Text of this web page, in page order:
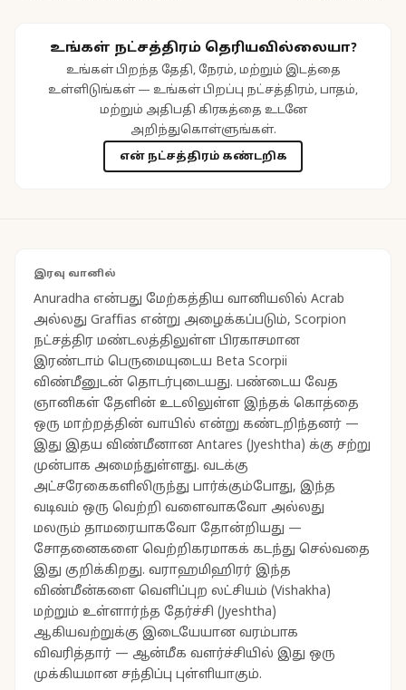
உங்கள் நட்சத்திரம் தெரியவில்லையா?
உங்கள் பிறந்த தேதி, நேரம், மற்றும் இடத்தை
உள்ளிடுங்கள் — உங்கள் பிறப்பு நட்சத்திரம், பாதம்,
மற்றும் அதிபதி கிரகத்தை உடனே
அறிந்துகொள்ளுங்கள்.
என் நட்சத்திரம் கண்டறிக
இரவு வானில்
Anuradha என்பது மேற்கத்திய வானியலில் Acrab
அல்லது Graffias என்று அழைக்கப்படும், Scorpion
நட்சத்திர மண்டலத்திலுள்ள பிரகாசமான
இரண்டாம் பெருமையுடைய Beta Scorpii
விண்மீனுடன் தொடர்புடையது. பண்டைய வேத
ஞானிகள் தேளின் உடலிலுள்ள இந்தக் கொத்தை
ஒரு மாற்றத்தின் வாயில் என்று கண்டறிந்தனர் —
இது இதய விண்மீனான Antares (Jyeshtha) க்கு சற்று
முன்பாக அமைந்துள்ளது. வடக்கு
அட்சரேகைகளிலிருந்து பார்க்கும்போது, இந்த
வடிவம் ஒரு வெற்றி வளைவாகவோ அல்லது
மலரும் தாமரையாகவோ தோன்றியது —
சோதனைகளை வெற்றிகரமாகக் கடந்து செல்வதை
இது குறிக்கிறது. வராஹமிஹிரர் இந்த
விண்மீன்களை வெளிப்புற லட்சியம் (Vishakha)
மற்றும் உள்ளார்ந்த தேர்ச்சி (Jyeshtha)
ஆகியவற்றுக்கு இடையேயான வரம்பாக
விவரித்தார் — ஆன்மீக வளர்ச்சியில் இது ஒரு
முக்கியமான சந்திப்பு புள்ளியாகும்.